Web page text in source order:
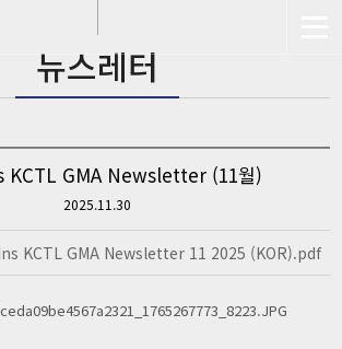
회사소개
채용안내&복리후생
채용공고
채용문의
CONTACT US
뉴스레터
KCTL GMA Newsletter (11월)
2025.11.30
KCTL GMA Newsletter 11 2025 (KOR).pdf